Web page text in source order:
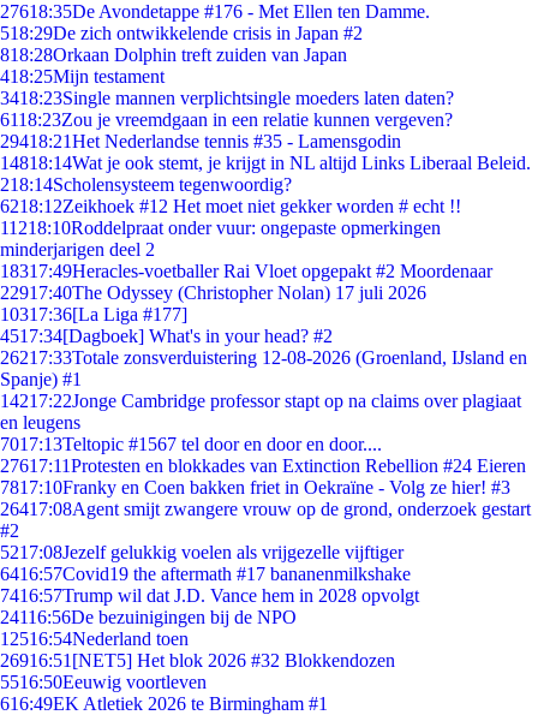
27618:35De Avondetappe #176 - Met Ellen ten Damme.
518:29De zich ontwikkelende crisis in Japan #2
818:28Orkaan Dolphin treft zuiden van Japan
418:25Mijn testament
3418:23Single mannen verplichtsingle moeders laten daten?
6118:23Zou je vreemdgaan in een relatie kunnen vergeven?
29418:21Het Nederlandse tennis #35 - Lamensgodin
14818:14Wat je ook stemt, je krijgt in NL altijd Links Liberaal Beleid.
218:14Scholensysteem tegenwoordig?
6218:12Zeikhoek #12 Het moet niet gekker worden # echt !!
11218:10Roddelpraat onder vuur: ongepaste opmerkingen
minderjarigen deel 2
18317:49Heracles-voetballer Rai Vloet opgepakt #2 Moordenaar
22917:40The Odyssey (Christopher Nolan) 17 juli 2026
10317:36[La Liga #177]
4517:34[Dagboek] What's in your head? #2
26217:33Totale zonsverduistering 12-08-2026 (Groenland, IJsland en
Spanje) #1
14217:22Jonge Cambridge professor stapt op na claims over plagiaat
en leugens
7017:13Teltopic #1567 tel door en door en door....
27617:11Protesten en blokkades van Extinction Rebellion #24 Eieren
7817:10Franky en Coen bakken friet in Oekraïne - Volg ze hier! #3
26417:08Agent smijt zwangere vrouw op de grond, onderzoek gestart
#2
5217:08Jezelf gelukkig voelen als vrijgezelle vijftiger
6416:57Covid19 the aftermath #17 bananenmilkshake
7416:57Trump wil dat J.D. Vance hem in 2028 opvolgt
24116:56De bezuinigingen bij de NPO
12516:54Nederland toen
26916:51 [NET5] Het blok 2026 #32 Blokkendozen
5516:50Eeuwig voortleven
616:49EK Atletiek 2026 te Birmingham #1